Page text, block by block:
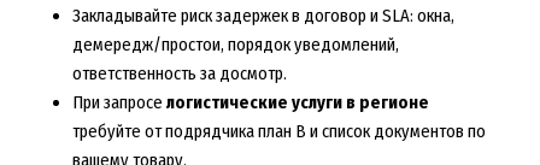
Закладывайте риск задержек в договор и SLA: окна,
демередж/простои, порядок уведомлений,
ответственность за досмотр.
При запросе логистические услуги в регионе
требуйте от подрядчика план B и список документов по